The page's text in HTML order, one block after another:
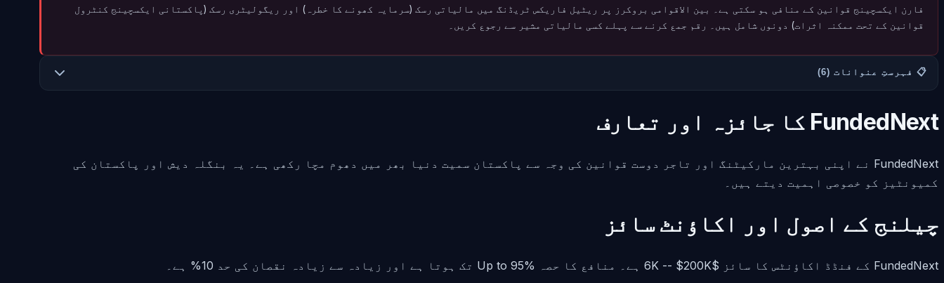
فارن ایکسچینج قوانین کے منافی ہو سکتی ہے۔ بین الاقوامی بروکرز پر ریٹیل فاریکس ٹریڈنگ میں مالیاتی رسک (سرمایہ کھونے کا خطرہ) اور ریگولیٹری رسک (پاکستانی ایکسچینج کنٹرول
قوانین کے تحت ممکنہ اثرات) دونوں شامل ہیں۔ رقم جمع کرنے سے پہلے کسی مالیاتی مشیر سے رجوع کریں۔
📋 فہرستِ عنوانات (6)
FundedNext کا جائزہ اور تعارف
FundedNext نے اپنی بہترین مارکیٹنگ اور تاجر دوست قوانین کی وجہ سے پاکستان سمیت دنیا بھر میں دھوم مچا رکھی ہے۔ یہ بنگلہ دیش اور پاکستان کی
کمیونٹیز کو خصوصی اہمیت دیتے ہیں۔
چیلنج کے اصول اور اکاؤنٹ سائز
FundedNext کے فنڈڈ اکاؤنٹس کا سائز $6K -- $200K ہے۔ منافع کا حصہ Up to 95% تک ہوتا ہے اور زیادہ سے زیادہ نقصان کی حد 10% ہے۔